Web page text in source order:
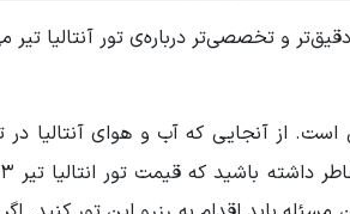
و تخصصی‌تر درباره‌ی تور آنتالیا تیر
از آنجایی که آب و هوای آنتالیا در